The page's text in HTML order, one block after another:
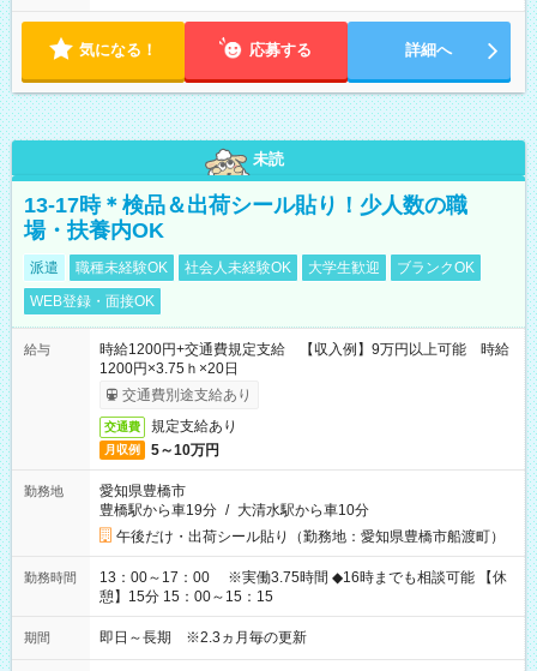
気になる！ 応募する 詳細へ
未読
13-17時＊検品＆出荷シール貼り！少人数の職
場・扶養内OK
派遣 職種未経験OK 社会人未経験OK 大学生歓迎
ブランクOK
WEB登録・面接OK
給与
時給1200円+交通費規定支給 【収入例】9万円以上可能 時給
1200円×3.75ｈ×20日
交通費別途支給あり
交通費 規定支給あり
月収例 5～10万円
勤務地
愛知県豊橋市
豊橋駅から車19分 / 大清水駅から車10分
午後だけ・出荷シール貼り（勤務地：愛知県豊橋市船渡町）
勤務時間
13：00～17：00 ※実働3.75時間 ◆16時までも相談可能 【休
憩】15分 15：00～15：15
期間 即日～長期 ※2.3ヵ月毎の更新